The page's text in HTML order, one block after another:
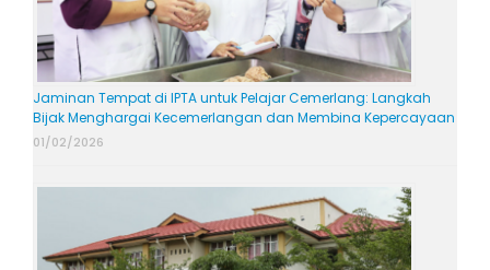
Jaminan Tempat di IPTA untuk Pelajar Cemerlang: Langkah
Bijak Menghargai Kecemerlangan dan Membina Kepercayaan
01/02/2026